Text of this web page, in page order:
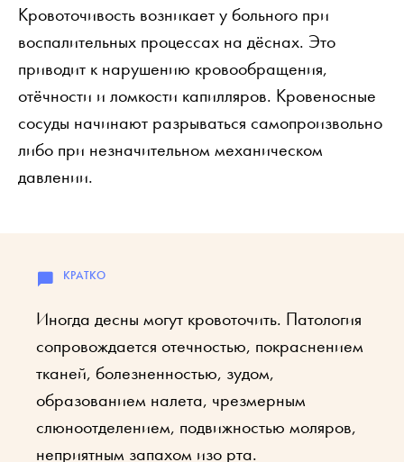
Кровоточивость возникает у больного при
воспалительных процессах на дёснах. Это
приводит к нарушению кровообращения,
отёчности и ломкости капилляров. Кровеносные
сосуды начинают разрываться самопроизвольно
либо при незначительном механическом
давлении.
Иногда десны могут кровоточить. Патология
сопровождается отечностью, покраснением
тканей, болезненностью, зудом,
образованием налета, чрезмерным
слюноотделением, подвижностью моляров,
неприятным запахом изо рта.